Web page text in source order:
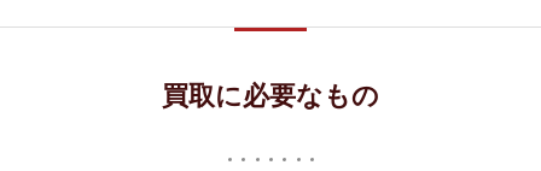
買取に必要なもの